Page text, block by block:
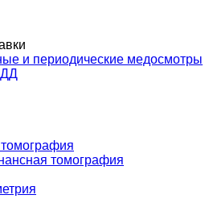
и периодические медосмотры
томография